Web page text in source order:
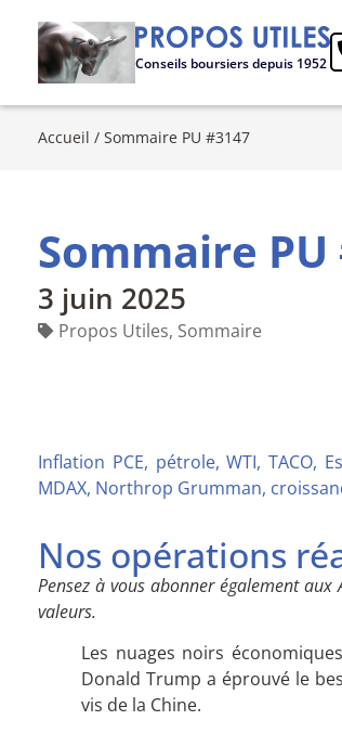
Conseils boursiers depuis 1952
Accueil / Sommaire PU #3147
Sommaire PU
3 juin 2025
Propos Utiles, Sommaire
Inflation PCE, pétrole, WTI, TACO,
MDAX, Northrop Grumman,
Nos opérations
Pensez à vous abonner également
valeurs.
Les nuages noirs
Donald Trump a éprouvé le
vis de la Chine.